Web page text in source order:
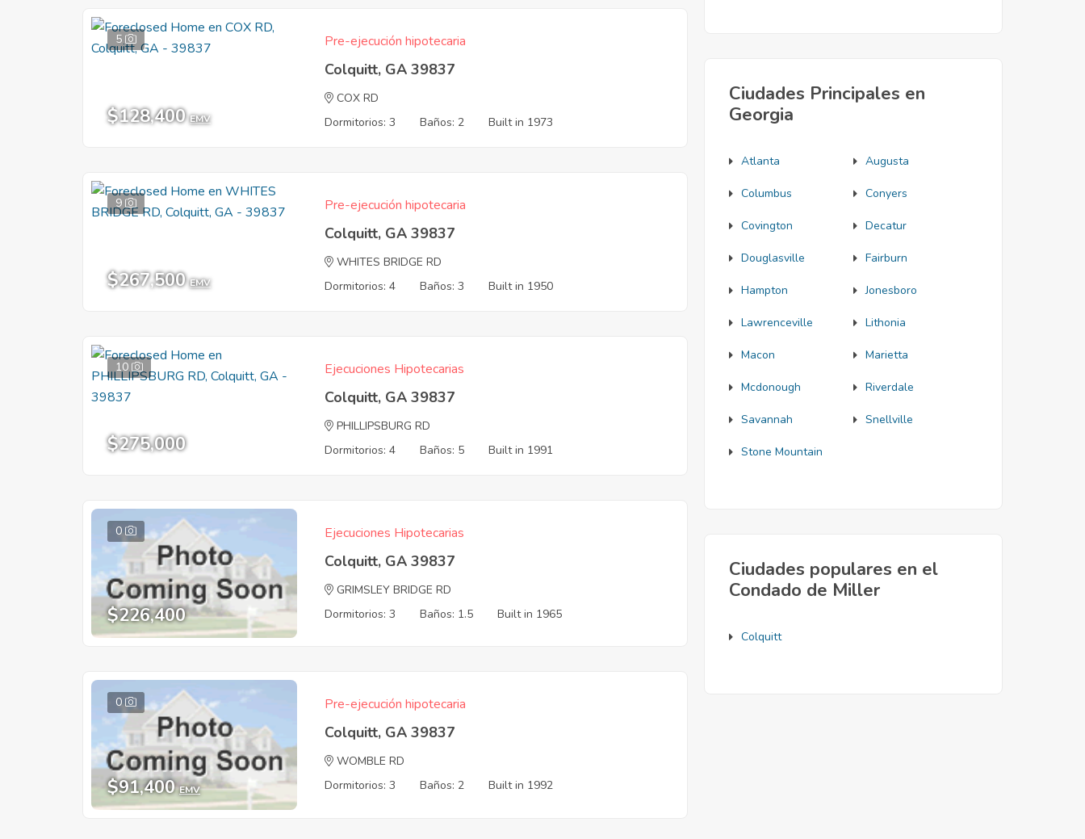
5
$128,400 EMV
Pre-ejecución hipotecaria
Colquitt, GA 39837
COX RD
Dormitorios: 3
Baños: 2 Built in 1973
9
$267,500 EMV
Pre-ejecución hipotecaria
Colquitt, GA 39837
WHITES BRIDGE RD
Dormitorios: 4
Baños: 3 Built in 1950
10
$275,000
Ejecuciones Hipotecarias
Colquitt, GA 39837
PHILLIPSBURG RD
Dormitorios: 4
Baños: 5 Built in 1991
0
$226,400
Ejecuciones Hipotecarias
Colquitt, GA 39837
GRIMSLEY BRIDGE RD
Dormitorios: 3
Baños: 1.5 Built in 1965
0
$91,400 EMV
Pre-ejecución hipotecaria
Colquitt, GA 39837
WOMBLE RD
Dormitorios: 3
Baños: 2 Built in 1992
Ciudades Principales en
Georgia
Atlanta Augusta
Columbus Conyers
Covington Decatur
Douglasville Fairburn
Hampton Jonesboro
Lawrenceville Lithonia
Macon Marietta
Mcdonough Riverdale
Savannah Snellville
Stone Mountain
Ciudades populares en el
Condado de Miller
Colquitt